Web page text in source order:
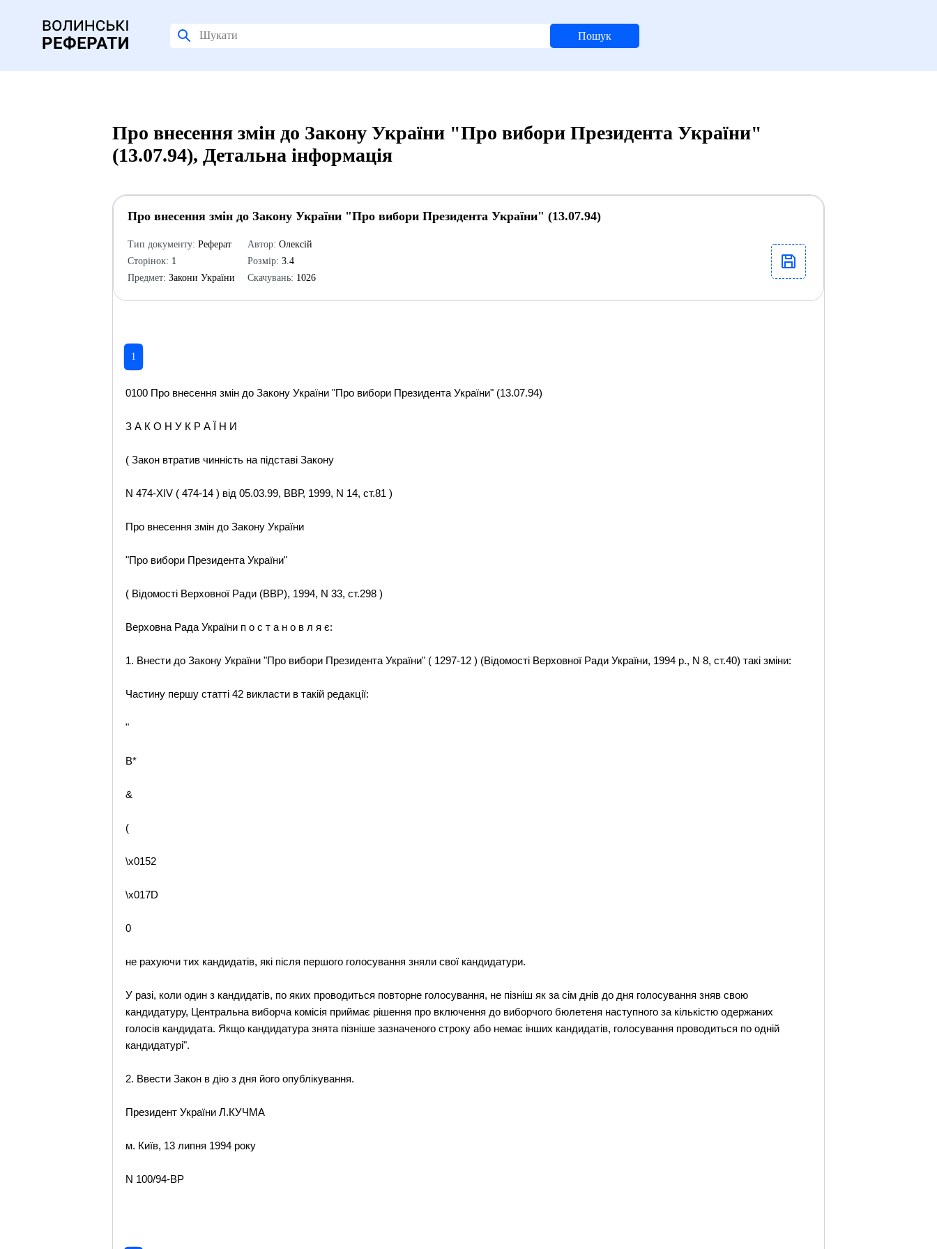
Пошук
Про внесення змін до Закону України "Про вибори Президента України"
(13.07.94), Детальна інформація
Про внесення змін до Закону України "Про вибори Президента України" (13.07.94)
Тип документу: Реферат
Сторінок: 1
Предмет: Закони України
Автор: Олексій
Розмір: 3.4
Скачувань: 1026
1
0100 Про внесення змін до Закону України "Про вибори Президента України" (13.07.94)
З А К О Н У К Р А Ї Н И
( Закон втратив чинність на підставі Закону
N 474-XIV ( 474-14 ) від 05.03.99, ВВР, 1999, N 14, ст.81 )
Про внесення змін до Закону України
"Про вибори Президента України"
( Відомості Верховної Ради (ВВР), 1994, N 33, ст.298 )
Верховна Рада України п о с т а н о в л я є:
1. Внести до Закону України "Про вибори Президента України" ( 1297-12 ) (Відомості Верховної Ради України, 1994 р., N 8, ст.40) такі зміни:
Частину першу статті 42 викласти в такій редакції:
"
B*
&
(
\x0152
\x017D
0
не рахуючи тих кандидатів, які після першого голосування зняли свої кандидатури.
У разі, коли один з кандидатів, по яких проводиться повторне голосування, не пізніш як за сім днів до дня голосування зняв свою
кандидатуру, Центральна виборча комісія приймає рішення про включення до виборчого бюлетеня наступного за кількістю одержаних
голосів кандидата. Якщо кандидатура знята пізніше зазначеного строку або немає інших кандидатів, голосування проводиться по одній
кандидатурі".
2. Ввести Закон в дію з дня його опублікування.
Президент України Л.КУЧМА
м. Київ, 13 липня 1994 року
N 100/94-ВР